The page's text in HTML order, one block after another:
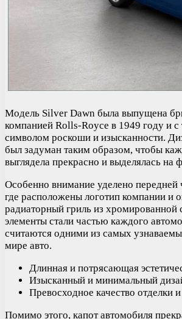
Модель Silver Dawn была выпущена
компанией Rolls-Royce в 1949 году и с
символом роскоши и изысканности.
был задуман таким образом, чтобы
выглядела прекрасно и выделялась на
Особенно внимание уделено передней
где расположены логотип компании и
радиаторный гриль из хромированной
элементы стали частью каждого
считаются одними из самых
мире авто.
Длинная и потрясающая
Изысканный и минимальный
Превосходное качество отделки
Помимо этого, капот автомобиля